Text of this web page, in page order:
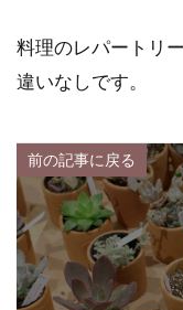
料理のレパートリ
違いなしです。
前の記事に戻る